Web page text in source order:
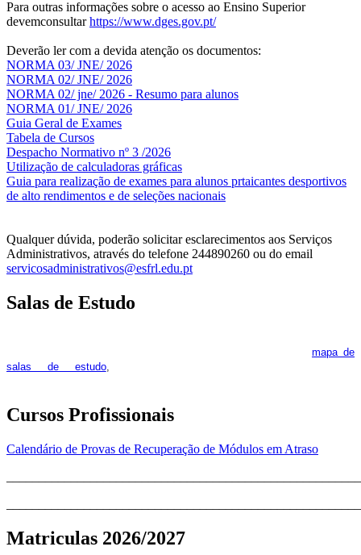
Para outras informações sobre o acesso ao Ensino Superior
devemconsultarhttps://www.dges.gov.pt/
Deverão ler com a devida atenção os documentos:
NORMA 03/ JNE/ 2026
NORMA 02/ JNE/ 2026
NORMA 02/ jne/ 2026 - Resumo para alunos
NORMA 01/ JNE/ 2026
Guia Geral de Exames
Tabela de Cursos
Despacho Normativo nº 3 /2026
Utilização de calculadoras gráficas
Guia para realização de exames para alunos prtaicantes desportivos
de alto rendimentos e de seleções nacionais
Qualquer dúvida, poderão solicitar esclarecimentos aos Serviços
Administrativos, através do telefone 244890260 ou do email
servicosadministrativos@esfrl.edu.pt
Salas de Estudo
mapa de
salas de estudo,
Cursos Profissionais
Calendário de Provas de Recuperação de Módulos em Atraso
Matriculas 2026/2027